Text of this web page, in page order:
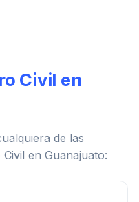
Civil en
de las
en Guanajuato: